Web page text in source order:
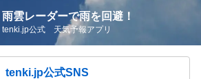
雨雲レーダーで雨を回避！
tenki.jp公式 天気予報アプリ
tenki.jp公式SNS